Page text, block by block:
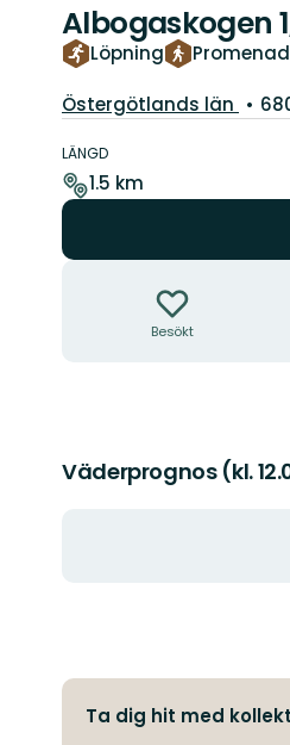
Albogaskogen
Löpning Promenad
Län:
Östergötlands län
om
leden
LÄNGD
1.5 km
Besökt
Väderprognos (kl.
Ta dig hit med